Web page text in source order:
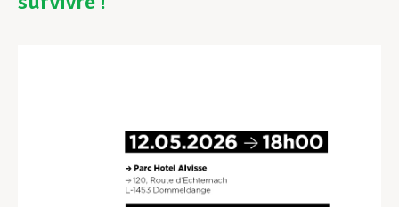
Développement professionnel
Devenir Membre